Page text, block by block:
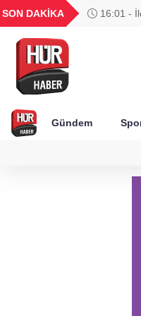
SON DAKİKA 16:01 -
UYU
1,1822
Gündem